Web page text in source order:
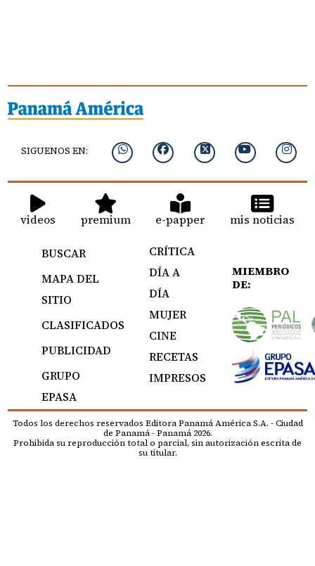
SIGUENOS EN:
videos premium e-papper mis noticias
BUSCAR
MAPA DEL
SITIO
CLASIFICADOS
PUBLICIDAD
GRUPO
EPASA
CRÍTICA
DÍA A
DÍA
MUJER
CINE
RECETAS
IMPRESOS
MIEMBRO
DE:
Todos los derechos reservados Editora Panamá América S.A. - Ciudad
de Panamá - Panamá 2026.
Prohibida su reproducción total o parcial, sin autorización escrita de
su titular.